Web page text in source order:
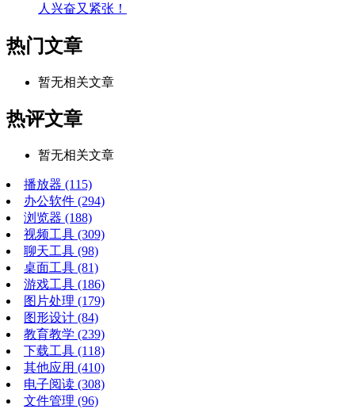
人兴奋又紧张！
热门文章
暂无相关文章
热评文章
暂无相关文章
播放器 (115)
办公软件 (294)
浏览器 (188)
视频工具 (309)
聊天工具 (98)
桌面工具 (81)
游戏工具 (186)
图片处理 (179)
图形设计 (84)
教育教学 (239)
下载工具 (118)
其他应用 (410)
电子阅读 (308)
文件管理 (96)